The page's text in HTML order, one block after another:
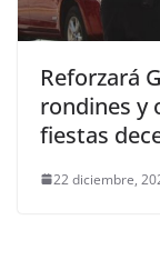
Reforzará
rondines y
fiestas
22 diciembre,